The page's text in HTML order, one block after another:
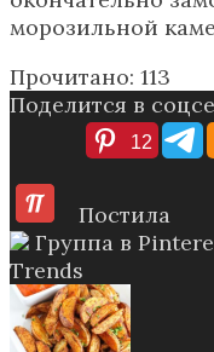
морозильной
Прочитано: 113
Поделится в
12
Постила
Группа в
Trends